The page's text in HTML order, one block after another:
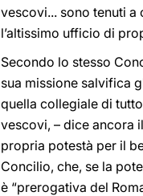
vescovi... sono tenuti
l’altissimo ufficio di
Secondo lo stesso
sua missione salvifica
quella collegiale di
vescovi, – dice ancora
propria potestà per il
Concilio, che, se la
è “prerogativa del